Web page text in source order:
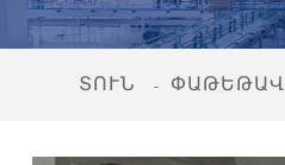
ՏՈՒՆ